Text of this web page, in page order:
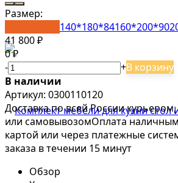
Размер:
140*180*84160*200*90
41 800 ₽
0₽
- +В корзину
В наличии
Артикул: 0300110120
Доставка по всей России
или самовывозомОплата
картой или через платежные
заказа в течении 15 минут
Обзор